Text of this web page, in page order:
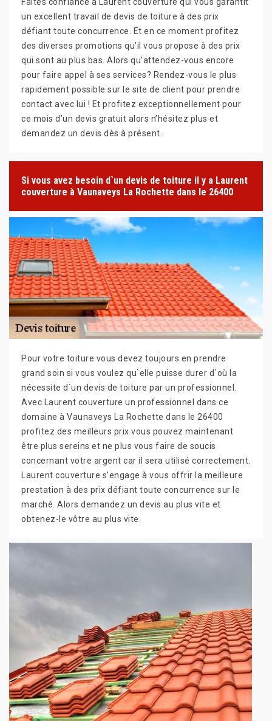
un excellent travail de devis de toiture à des prix
défiant toute concurrence. Et en ce moment profitez
des diverses promotions qu’il vous propose à des prix
qui sont au plus bas. Alors qu’attendez-vous encore
pour faire appel à ses services? Rendez-vous le plus
rapidement possible sur le site de client pour prendre
contact avec lui ! Et profitez exceptionnellement pour
ce mois d’un devis gratuit alors n’hésitez plus et
demandez un devis dès à présent.
Si vous avez besoin d`un devis de toiture il y a Laurent
couverture à Vaunaveys La Rochette dans le 26400
Pour votre toiture vous devez toujours en prendre
grand soin si vous voulez qu`elle puisse durer d`où la
nécessite d`un devis de toiture par un professionnel.
Avec Laurent couverture un professionnel dans ce
domaine à Vaunaveys La Rochette dans le 26400
profitez des meilleurs prix vous pouvez maintenant
être plus sereins et ne plus vous faire de soucis
concernant votre argent car il sera utilisé correctement.
Laurent couverture s’engage à vous offrir la meilleure
prestation à des prix défiant toute concurrence sur le
marché. Alors demandez un devis au plus vite et
obtenez-le vôtre au plus vite.